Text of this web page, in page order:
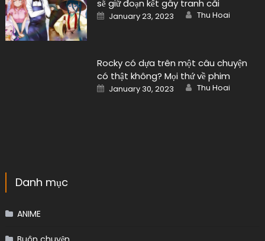
sẽ giữ đoạn kết gây tranh cãi
Posted
on
January 23, 2023 Author
Thu Hoai
Rocky có dựa trên một câu chuyện
có thật không? Mọi thứ về phim
Posted
on
January 30, 2023 Author
Thu Hoai
Buôn chuyện